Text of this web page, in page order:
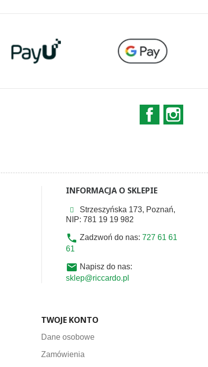
Facebook
INFORMACJA O SKLEPIE
Strzeszyńska 173, Poznań,
NIP: 781 19 19 982
phone Zadzwoń do nas: 727 61 61
61
email Napisz do nas:
sklep@riccardo.pl
TWOJE KONTO
Dane osobowe
Zamówienia